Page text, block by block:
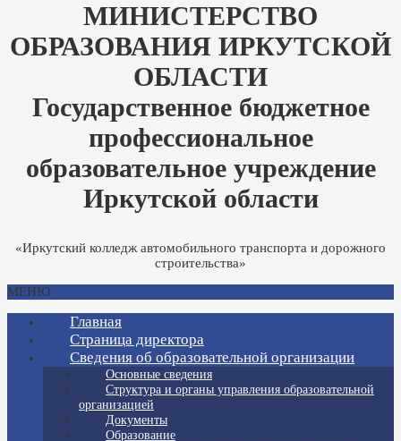
МИНИСТЕРСТВО
ОБРАЗОВАНИЯ ИРКУТСКОЙ
ОБЛАСТИ
Государственное бюджетное
профессиональное
образовательное учреждение
Иркутской области
«Иркутский колледж автомобильного транспорта и дорожного
строительства»
МЕНЮ
Главная
Страница директора
Сведения об образовательной организации
Основные сведения
Структура и органы управления образовательной
организацией
Документы
Образование